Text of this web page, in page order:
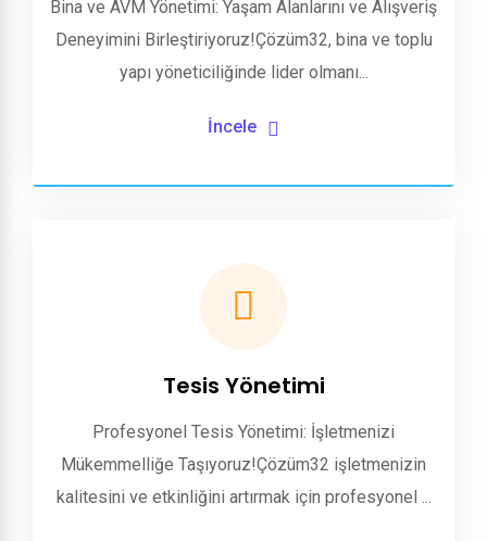
Bina ve AVM Yönetimi: Yaşam Alanlarını ve Alışveriş
Deneyimini Birleştiriyoruz!Çözüm32, bina ve toplu
yapı yöneticiliğinde lider olmanı...
İncele
Tesis Yönetimi
Profesyonel Tesis Yönetimi: İşletmenizi
Mükemmelliğe Taşıyoruz!Çözüm32 işletmenizin
kalitesini ve etkinliğini artırmak için profesyonel ...